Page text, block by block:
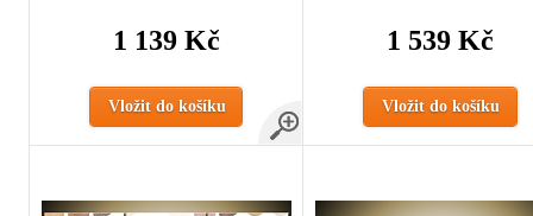
1 139 Kč
Vložit do košíku
1 539 Kč
Vložit do košíku